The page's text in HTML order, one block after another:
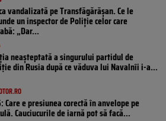
vandalizată pe Transfăgărășan. Ce le
un inspector de Poliție celor care
„Dar...
neașteptată a singurului partidul de
din Rusia după ce văduva lui Navalnîi i-a...
Care e presiunea corectă în anvelope pe
Cauciucurile de iarnă pot să facă...